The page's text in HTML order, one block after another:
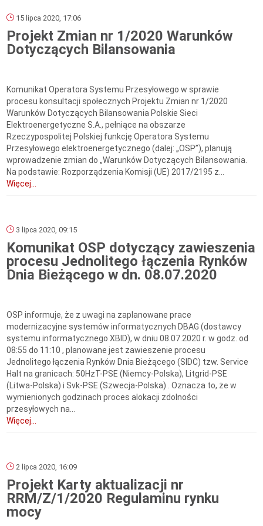
15 lipca 2020, 17:06
Projekt Zmian nr 1/2020 Warunków
Dotyczących Bilansowania
Komunikat Operatora Systemu Przesyłowego w sprawie
procesu konsultacji społecznych Projektu Zmian nr 1/2020
Warunków Dotyczących Bilansowania Polskie Sieci
Elektroenergetyczne S.A., pełniące na obszarze
Rzeczypospolitej Polskiej funkcję Operatora Systemu
Przesyłowego elektroenergetycznego (dalej: „OSP”), planują
wprowadzenie zmian do „Warunków Dotyczących Bilansowania.
Na podstawie: Rozporządzenia Komisji (UE) 2017/2195 z...
Więcej...
3 lipca 2020, 09:15
Komunikat OSP dotyczący zawieszenia
procesu Jednolitego łączenia Rynków
Dnia Bieżącego w dn. 08.07.2020
OSP informuje, że z uwagi na zaplanowane prace
modernizacyjne systemów informatycznych DBAG (dostawcy
systemu informatycznego XBID), w dniu 08.07.2020 r. w godz. od
08:55 do 11:10 , planowane jest zawieszenie procesu
Jednolitego łączenia Rynków Dnia Bieżącego (SIDC) tzw. Service
Halt na granicach: 50HzT-PSE (Niemcy-Polska), Litgrid-PSE
(Litwa-Polska) i Svk-PSE (Szwecja-Polska) . Oznacza to, że w
wymienionych godzinach proces alokacji zdolności
przesyłowych na...
Więcej...
2 lipca 2020, 16:09
Projekt Karty aktualizacji nr
RRM/Z/1/2020 Regulaminu rynku
mocy